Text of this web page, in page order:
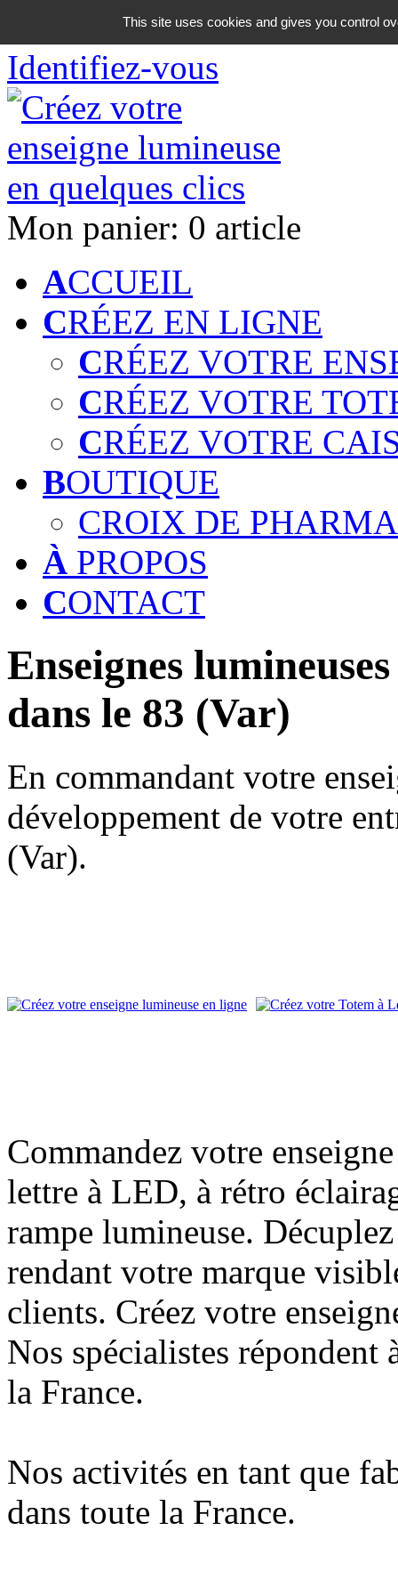
06 18 42 08 59
Identifiez-vous
Mon panier: 0 article
ACCUEIL
CRÉEZ EN LIGNE
CRÉEZ VOTRE
CRÉEZ VOTRE
CRÉEZ VOTRE
BOUTIQUE
CROIX DE
À PROPOS
CONTACT
Enseignes
dans le 83 (Var)
En commandant votre
développement de votre
(Var).
Commandez votre
lettre à LED, à rétro
rampe lumineuse.
rendant votre marque
clients. Créez votre
Nos spécialistes répondent
la France.
Nos activités en tant que
dans toute la France.
This site uses cookies and gives you control